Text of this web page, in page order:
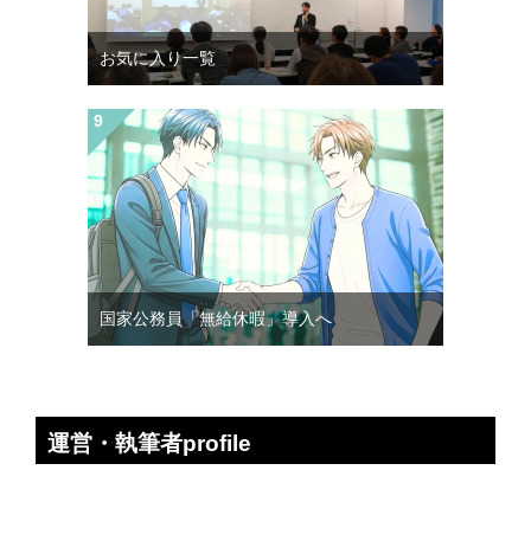
お気に入り一覧
国家公務員「無給休暇」導入へ
運営・執筆者profile